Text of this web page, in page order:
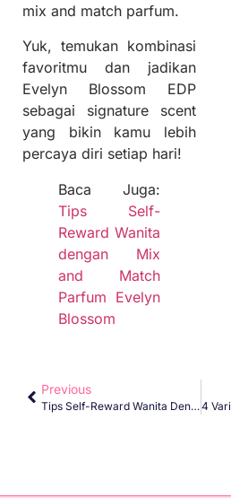
mix and match parfum.
Yuk, temukan kombinasi
favoritmu dan jadikan
Evelyn Blossom EDP
sebagai signature scent
yang bikin kamu lebih
percaya diri setiap hari!
Baca Juga:
Tips Self-
Reward Wanita
dengan Mix
and Match
Parfum Evelyn
Blossom
Previous
Tips Self-Reward Wanita Dengan Mix And Match Parfum Evelyn Blossom